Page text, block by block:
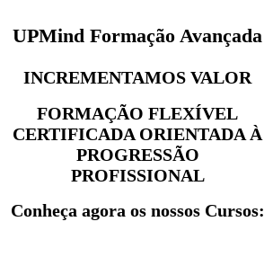
UPMind Formação Avançada
INCREMENTAMOS VALOR
FORMAÇÃO FLEXÍVEL
CERTIFICADA ORIENTADA À
PROGRESSÃO
PROFISSIONAL
Conheça agora os nossos Cursos: